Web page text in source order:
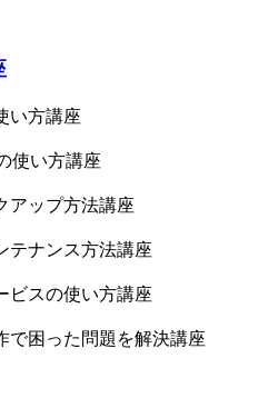
い方講座
使い方講座
アップ方法講座
テナンス方法講座
ビスの使い方講座
で困った問題を解決講座